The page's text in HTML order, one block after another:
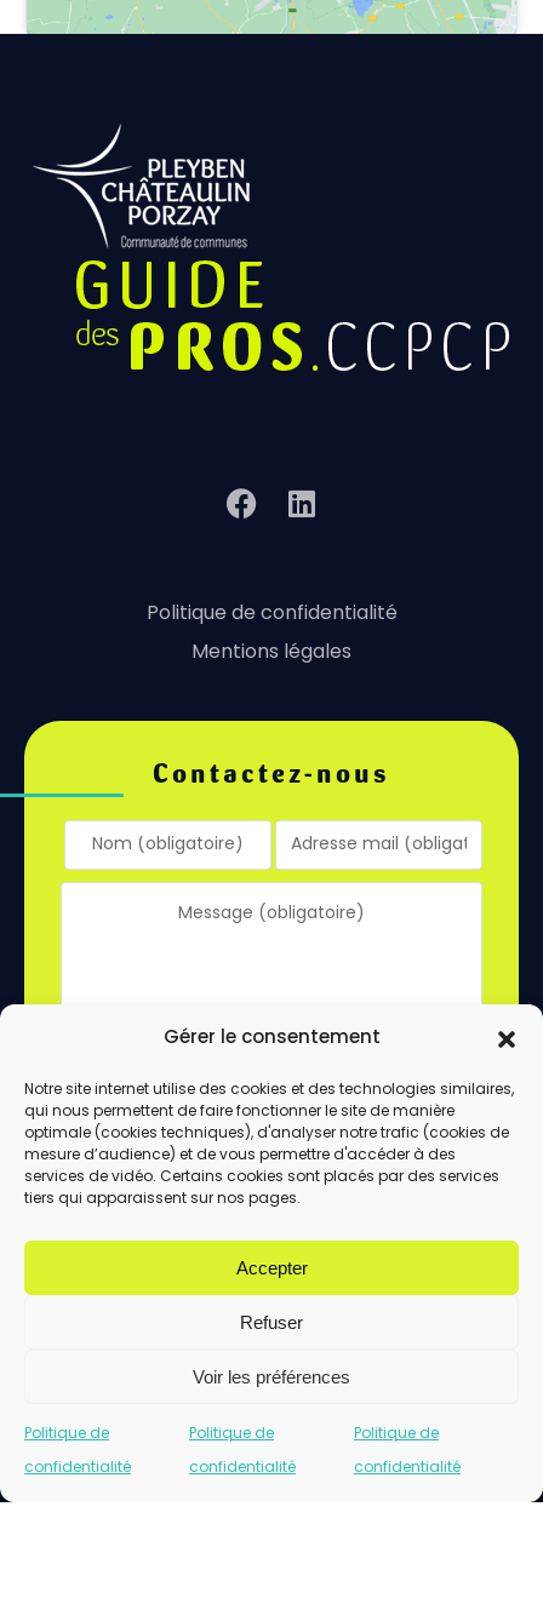
Gérer le consentement
Notre site internet utilise des cookies et des technologies similaires,
qui nous permettent de faire fonctionner le site de manière
optimale (cookies techniques), d'analyser notre trafic (cookies de
mesure d’audience) et de vous permettre d'accéder à des
services de vidéo. Certains cookies sont placés par des services
tiers qui apparaissent sur nos pages.
Accepter
Refuser
Voir les préférences
Politique de
confidentialité
Politique de
confidentialité
Politique de
confidentialité
Politique de confidentialité
Mentions légales
Contactez-nous
En utilisant ce formulaire, vous acceptez le
stockage et le traitement de vos données
par ce site.